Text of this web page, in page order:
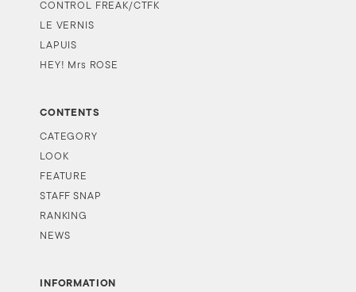
CONTROL FREAK/CTFK
LE VERNIS
LAPUIS
HEY! Mrs ROSE
CONTENTS
CATEGORY
LOOK
FEATURE
STAFF SNAP
RANKING
NEWS
INFORMATION